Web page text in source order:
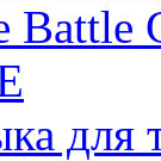
Battle
для